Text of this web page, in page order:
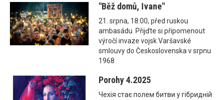
"Běž domů, Ivane"
21. srpna, 18:00, před ruskou
ambasádu. Přijďte si připomenout
výročí invaze vojsk Varšavské
smlouvy do Československa v srpnu
1968
Porohy 4.2025
Чехія стає полем битви у гібридній